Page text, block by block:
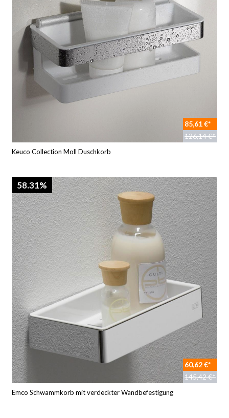
85,61 €*
126,14 €*
Keuco Collection Moll Duschkorb
58.31%
60,62 €*
145,42 €*
Emco Schwammkorb mit verdeckter Wandbefestigung